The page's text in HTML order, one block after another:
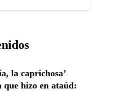
la caprichosa’
que hizo en ataúd: